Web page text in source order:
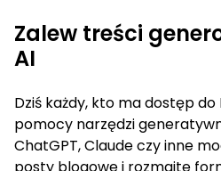
Zalew treści
AI
Dziś każdy, kto ma dostęp
pomocy narzędzi
ChatGPT, Claude czy inne